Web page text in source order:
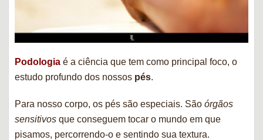
Podologia é a ciência que tem como principal foco, o
estudo profundo dos nossos pés.
Para nosso corpo, os pés são especiais. São órgãos
sensitivos que conseguem tocar o mundo em que
pisamos, percorrendo-o e sentindo sua textura.